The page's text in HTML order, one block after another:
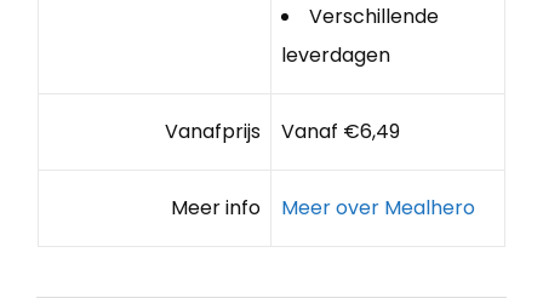
Verschillende
leverdagen
Vanafprijs Vanaf €6,49
Meer info Meer over Mealhero